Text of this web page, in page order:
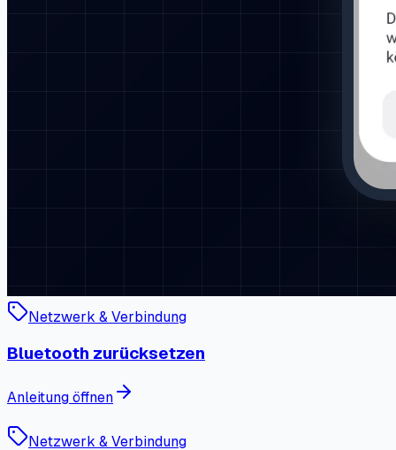
Netzwerk & Verbindung
Bluetooth zurücksetzen
Anleitung öffnen
Netzwerk & Verbindung